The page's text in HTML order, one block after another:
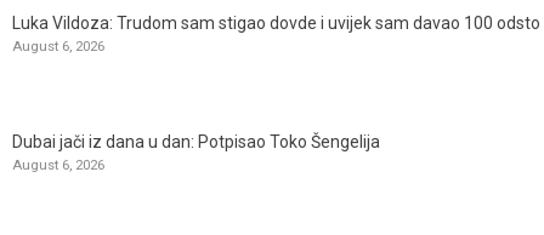
Luka Vildoza: Trudom sam stigao dovde i uvijek sam davao 100
August 6, 2026
Dubai jači iz dana u dan: Potpisao Toko Šengelija
August 6, 2026